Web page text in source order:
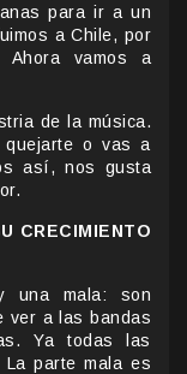
para ir a un
a Chile, por
Ahora vamos a
de la música.
o vas a
así, nos gusta
CRECIMIENTO
una mala: son
ver a las bandas
Ya todas las
parte mala es